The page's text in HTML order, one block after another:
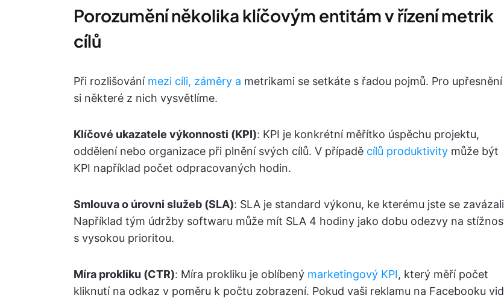
Porozumění několika klíčovým entitám v řízení metrik
cílů
Při rozlišování mezi cíli, záměry a metrikami se setkáte s řadou pojmů. Pro upřesnění
si některé z nich vysvětlíme.
Klíčové ukazatele výkonnosti (KPI): KPI je konkrétní měřítko úspěchu projektu,
oddělení nebo organizace při plnění svých cílů. V případě cílů produktivity může být
KPI například počet odpracovaných hodin.
Smlouva o úrovni služeb (SLA): SLA je standard výkonu, ke kterému jste se
Například tým údržby softwaru může mít SLA 4 hodiny jako dobu odezvy na
s vysokou prioritou.
Míra prokliku (CTR): Míra prokliku je oblíbený marketingový KPI, který měří počet
kliknutí na odkaz v poměru k počtu zobrazení. Pokud vaši reklamu na Facebooku